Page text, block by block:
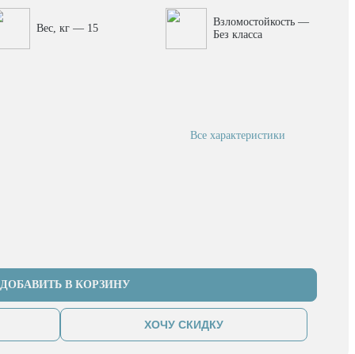
Вес, кг — 15
Взломостойкость —
Без класса
Все характеристики
ДОБАВИТЬ В КОРЗИНУ
ХОЧУ СКИДКУ